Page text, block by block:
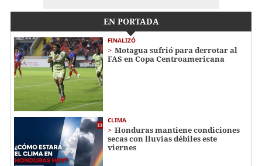
EN PORTADA
FINALIZÓ
Motagua sufrió para derrotar al
FAS en Copa Centroamericana
CLIMA
Honduras mantiene condiciones
secas con lluvias débiles este
viernes